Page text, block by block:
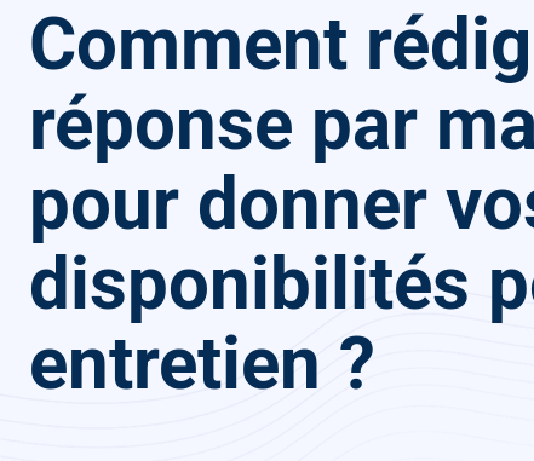
Comment
réponse par
pour donner
disponibilités
entretien ?